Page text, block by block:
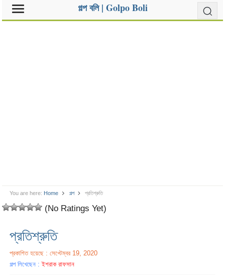
গল্প বলি | Golpo Boli
You are here: Home গল্প প্রতিশ্রুতি
(No Ratings Yet)
প্রতিশ্রুতি
প্রকাশিত হয়েছে : সেপ্টেম্বর 19, 2020
গল্প লিখেছেন :ইশরাক রাফসান